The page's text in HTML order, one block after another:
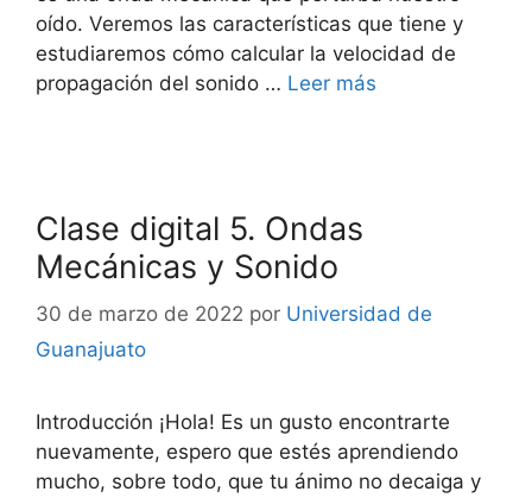
oído. Veremos las características que tiene y
estudiaremos cómo calcular la velocidad de
propagación del sonido … Leer más
Clase digital 5. Ondas
Mecánicas y Sonido
30 de marzo de 2022 por Universidad de
Guanajuato
Introducción ¡Hola! Es un gusto encontrarte
nuevamente, espero que estés aprendiendo
mucho, sobre todo, que tu ánimo no decaiga y